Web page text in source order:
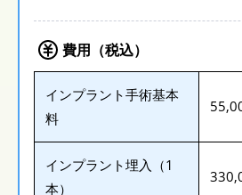
費用（税込）
インプラント手術基本
料
インプラント埋入（1
本）